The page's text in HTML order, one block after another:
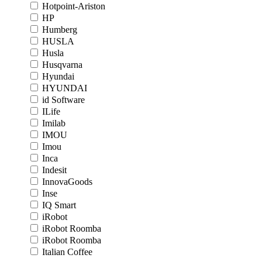
Hotpoint-Ariston
HP
Humberg
HUSLA
Husla
Husqvarna
Hyundai
HYUNDAI
id Software
ILife
Imilab
IMOU
Imou
Inca
Indesit
InnovaGoods
Inse
IQ Smart
iRobot
iRobot Roomba
iRobot Roomba
Italian Coffee